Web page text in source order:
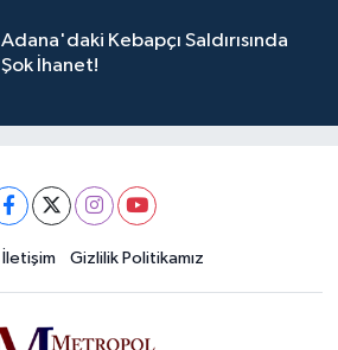
Adana'daki Kebapçı Saldırısında
Şok İhanet!
İletişim Gizlilik Politikamız